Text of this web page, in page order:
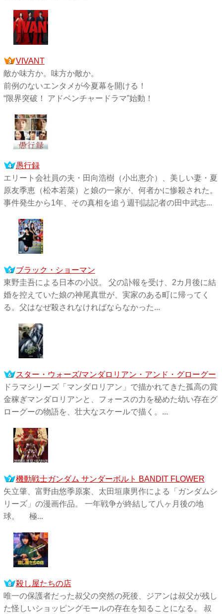
VIVANT
敵か味方か。味方か敵か。
前例のないエンタメが今夏幕を開ける！
“限界突破！ アドベンチャードラマ”始動！
愚行録
エリート会社員の夫・田向浩樹（小出恵介）、美しい妻・夏
原友季恵（松本若菜）と娘の一家が、何者かに惨殺された。
事件発生から1年、その真相を追う週刊誌記者の田中武志...
ブラック・ショーマン
東野圭吾による日本の小説。 父の訃報を受け、2カ月後に結
婚を控えていた娘の神尾真世が、実家のある町に帰ってく
る。父はなぜ殺されなければならなかった...
スター・ウォーズ/マンダロリアン・アンド・グローグー
ドラマシリーズ「マンダロリアン」で描かれてきた孤高の賞
金稼ぎマンダロリアンと、フォースの力を秘めた幼い存在グ
ローグーの物語を、壮大なスケールで描く。...
機動戦士ガンダム サンダーボルト BANDIT FLOWER
矢立肇、富野由悠季原案、太田垣康男作による「ガンダムシ
リーズ」の漫画作品。 一年戦争が終結して八ヶ月後の地
球。 極...
殺し屋たちの店
唯一の保護者だった叔父の突然の死後、ジアンは叔父が残し
た怪しいショッピングモールの存在を知ることになる。 叔